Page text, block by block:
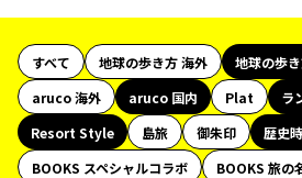
すべて 地球の歩き方 海外
地球の歩
aruco 海外
aruco 国内 Plat
ラ
Resort Style
島旅 御朱印 歴史
BOOKS スペシャルコラボ
BOOKS 旅の